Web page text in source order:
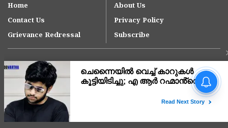
Home
About Us
Contact Us
Privacy Policy
Grievance Redressal
Subscribe
Copyright © 2007-
നീറ്റ് പരീക്ഷാ
പരിശീലനത്തിനിടെ മരിച്ച
ഗൾഫിൽ നിന്നെത്തിയ
ലോഡ്ജ് മുറിയിൽ മരിച്ച